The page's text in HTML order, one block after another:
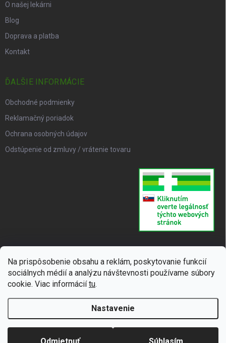
Na prispôsobenie obsahu a reklám, poskytovanie funkcií
sociálnych médií a analýzu návštevnosti používame súbory
cookie. Viac informáciítu.
Nastavenie
O našej lekárni
Blog
Doprava a platba
Kontakt
ĎALŠIE INFORMÁCIE
Obchodné podmienky
Reklamačný poriadok
Ochrana osobných údajov
Odstúpenie od zmluvy / vrátenie tovaru
Copyright 2026SUPERLIEK. Všetky práva vyhradené.Upraviť nastavenie